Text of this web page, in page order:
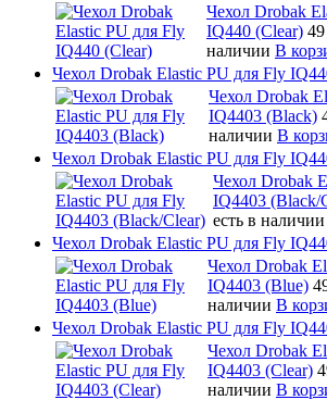
Чехол Drobak
IQ440 (Clear)
наличии В
Чехол Drobak Elastic PU для Fly
Чехол Drobak
IQ4403 (Black)
наличии В
Чехол Drobak Elastic PU для Fly
Чехол Drobak
IQ4403 (Black/
есть в наличии
Чехол Drobak Elastic PU для Fly
Чехол Drobak
IQ4403 (Blue)
наличии В
Чехол Drobak Elastic PU для Fly
Чехол Drobak
IQ4403 (Clear)
наличии В